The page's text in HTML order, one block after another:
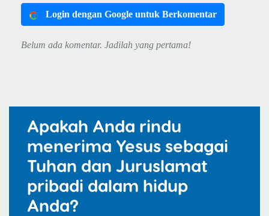
Login dengan Google untuk Berkomentar
Belum ada komentar. Jadilah yang pertama!
Apakah Anda rindu
menerima Yesus sebagai
Tuhan dan Juruslamat
pribadi dalam hidup
Anda?